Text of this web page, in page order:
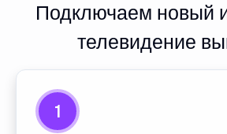
Подключаем новый
телевидение
1